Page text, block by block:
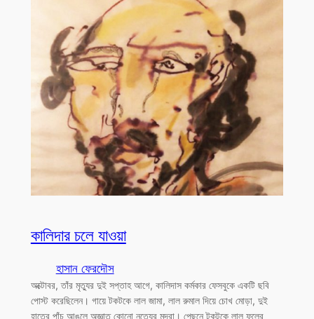
কালিদার চলে যাওয়া
হাসান ফেরদৌস
অক্টোবর, তাঁর মৃত্যুর দুই সপ্তাহ আগে, কালিদাস কর্মকার ফেসবুকে একটি ছবি
পোস্ট করেছিলেন। গায়ে টকটকে লাল জামা, লাল রুমাল দিয়ে চোখ মোড়া, দুই
হাতের পাঁচ আঙুলে অজ্ঞাত কোনো নৃত্যের মুদ্রা। পেছনে টকটকে লাল ফুলের